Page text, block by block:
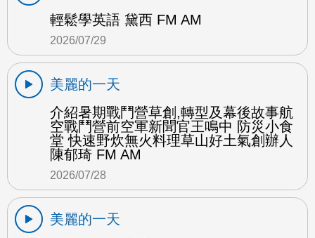
輕鬆學英語 黛西 FM AM
2026/07/29
美麗的一天
介紹暑期戰鬥營草創,轉型及幕後故事航
空戰鬥營前空軍新聞官王鳴中 防災小食
堂 快速野炊無火料理草山好土氣創辦人
陳郁琦 FM AM
2026/07/28
美麗的一天